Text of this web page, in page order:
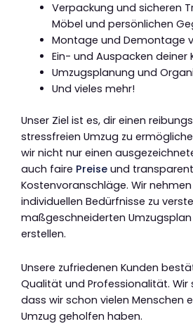
Verpackung und sicheren
Möbel und persönlichen
Montage und Demontage
Ein- und Auspacken deiner
Umzugsplanung und
Und vieles mehr!
Unser Ziel ist es, dir einen
stressfreien Umzug zu
wir nicht nur einen
auch faire Preise und
Kostenvoranschläge. Wir
individuellen Bedürfnisse zu
maßgeschneiderten
erstellen.
Unsere zufriedenen Kunden
Qualität und Professionalität. Wir
dass wir schon vielen Menschen
Umzug geholfen haben.